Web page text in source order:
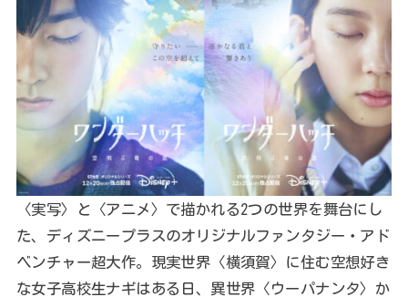
〈実写〉と〈アニメ〉で描かれる2つの世界を舞台にし
た、ディズニープラスのオリジナルファンタジー・アド
ベンチャー超大作。現実世界〈横須賀〉に住む空想好き
な女子高校生ナギはある日、異世界〈ウーパナンタ〉か